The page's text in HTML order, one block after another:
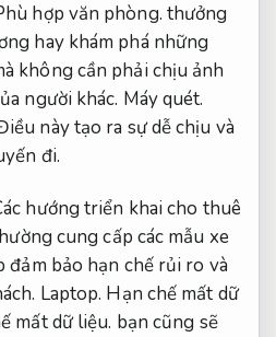
hợp văn phòng. thưởng
hay khám phá những
không cần phải chịu ảnh
người khác. Máy quét.
này tạo ra sự dễ chịu và
đi.
hướng triển khai cho thuê
cung cấp các mẫu xe
đảm bảo hạn chế rủi ro và
Laptop. Hạn chế mất dữ
mất dữ liệu. bạn cũng sẽ